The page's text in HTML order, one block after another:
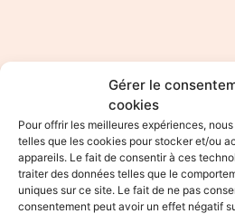
Gérer le
cookies
Pour offrir les meilleures expériences,
telles que les cookies pour stocker et/ou
appareils. Le fait de consentir à ces
traiter des données telles que le
uniques sur ce site. Le fait de ne pas
consentement peut avoir un effet négatif